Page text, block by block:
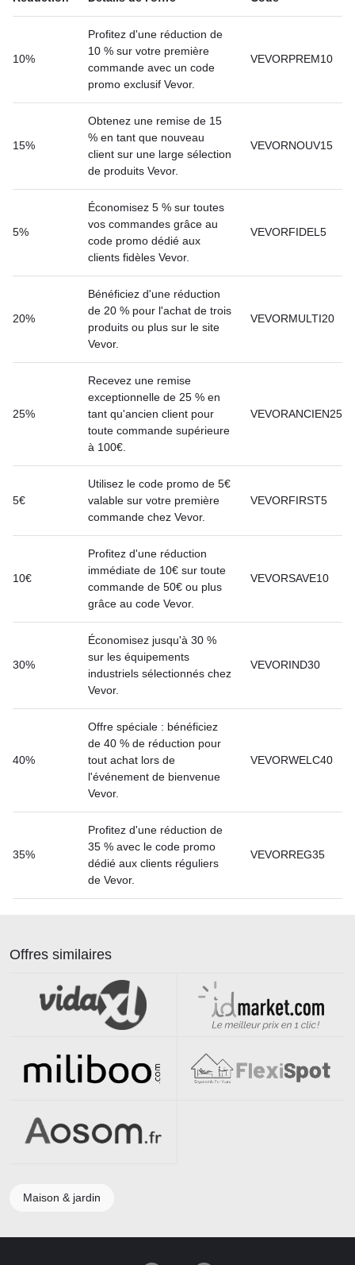
10%
Profitez d'une réduction de
10 % sur votre première
commande avec un code
promo exclusif Vevor.
VEVORPREM10
15%
Obtenez une remise de 15
% en tant que nouveau
client sur une large sélection
de produits Vevor.
VEVORNOUV15
5%
Économisez 5 % sur toutes
vos commandes grâce au
code promo dédié aux
clients fidèles Vevor.
VEVORFIDEL5
20%
Bénéficiez d'une réduction
de 20 % pour l'achat de trois
produits ou plus sur le site
Vevor.
VEVORMULTI20
25%
Recevez une remise
exceptionnelle de 25 % en
tant qu'ancien client pour
toute commande supérieure
à 100€.
VEVORANCIEN25
5€
Utilisez le code promo de 5€
valable sur votre première
commande chez Vevor.
VEVORFIRST5
10€
Profitez d'une réduction
immédiate de 10€ sur toute
commande de 50€ ou plus
grâce au code Vevor.
VEVORSAVE10
30%
Économisez jusqu'à 30 %
sur les équipements
industriels sélectionnés chez
Vevor.
VEVORIND30
40%
Offre spéciale : bénéficiez
de 40 % de réduction pour
tout achat lors de
l'événement de bienvenue
Vevor.
VEVORWELC40
35%
Profitez d'une réduction de
35 % avec le code promo
dédié aux clients réguliers
de Vevor.
VEVORREG35
Offres similaires
Maison & jardin